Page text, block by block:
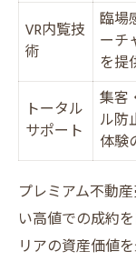
VR内覧技
術
臨場
ーチ
を提
トータル
サポート
集客
ル防
体験
プレミアム不動
い高値での成約
リアの資産価値